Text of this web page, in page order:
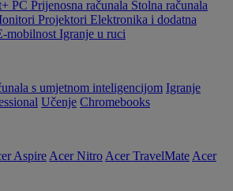
PC Prijenosna računala Stolna računala
Projektori Elektronika i dodatna
mobilnost Igranje u ruci
s umjetnom inteligencijom Igranje
Učenje Chromebooks
Aspire Acer Nitro Acer TravelMate Acer